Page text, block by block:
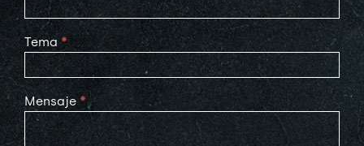
Tema *
Mensaje *